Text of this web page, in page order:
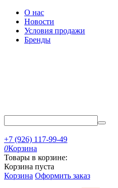
О нас
Новости
Условия продажи
Бренды
+7 (926) 117-99-49
0Корзина
Товары в корзине:
Корзина пуста
Корзина Оформить заказ